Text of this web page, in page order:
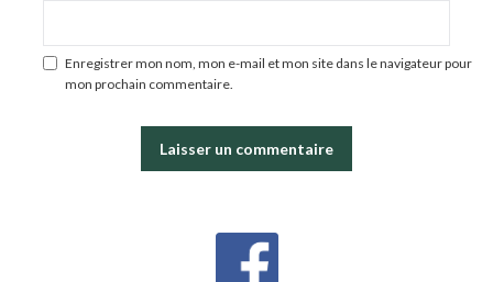
Enregistrer mon nom, mon e-mail et mon site dans le navigateur pour
mon prochain commentaire.